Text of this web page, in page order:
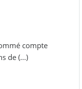
compte
de (...)